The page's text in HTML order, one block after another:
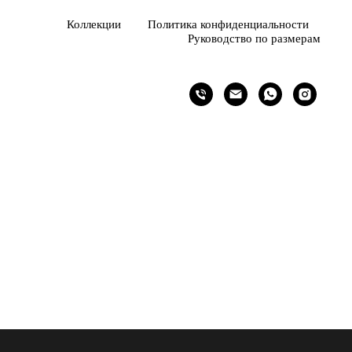
Коллекции
Политика конфиденциальности
Руководство по размерам